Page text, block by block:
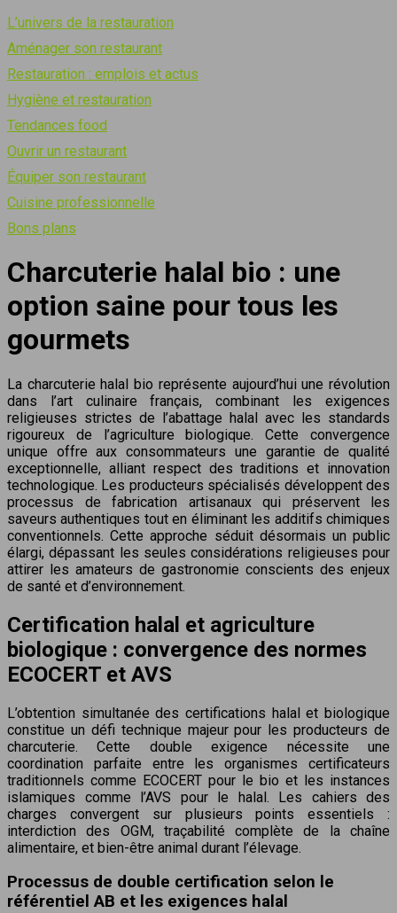
L’univers de la restauration
Aménager son restaurant
Restauration : emplois et actus
Hygiène et restauration
Tendances food
Ouvrir un restaurant
Équiper son restaurant
Cuisine professionnelle
Bons plans
Charcuterie halal bio : une
option saine pour tous les
gourmets
La charcuterie halal bio représente aujourd’hui une révolution
dans l’art culinaire français, combinant les exigences
religieuses strictes de l’abattage halal avec les standards
rigoureux de l’agriculture biologique. Cette convergence
unique offre aux consommateurs une garantie de qualité
exceptionnelle, alliant respect des traditions et innovation
technologique. Les producteurs spécialisés développent des
processus de fabrication artisanaux qui préservent les
saveurs authentiques tout en éliminant les additifs chimiques
conventionnels. Cette approche séduit désormais un public
élargi, dépassant les seules considérations religieuses pour
attirer les amateurs de gastronomie conscients des enjeux
de santé et d’environnement.
Certification halal et agriculture
biologique : convergence des normes
ECOCERT et AVS
L’obtention simultanée des certifications halal et biologique
constitue un défi technique majeur pour les producteurs de
charcuterie. Cette double exigence nécessite une
coordination parfaite entre les organismes certificateurs
traditionnels comme ECOCERT pour le bio et les instances
islamiques comme l’AVS pour le halal. Les cahiers des
charges convergent sur plusieurs points essentiels :
interdiction des OGM, traçabilité complète de la chaîne
alimentaire, et bien-être animal durant l’élevage.
Processus de double certification selon le
référentiel AB et les exigences halal